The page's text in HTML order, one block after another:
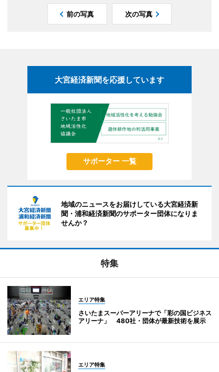
前の写真 次の写真
大宮経済新聞を応援しています
サポーター 一覧
地域のニュースをお届けしている大宮経済新
聞・浦和経済新聞のサポーター団体になりま
せんか？
特集
エリア特集
さいたまスーパーアリーナで「彩の国ビジネス
アリーナ」 480社・団体が最新技術を展示
エリア特集